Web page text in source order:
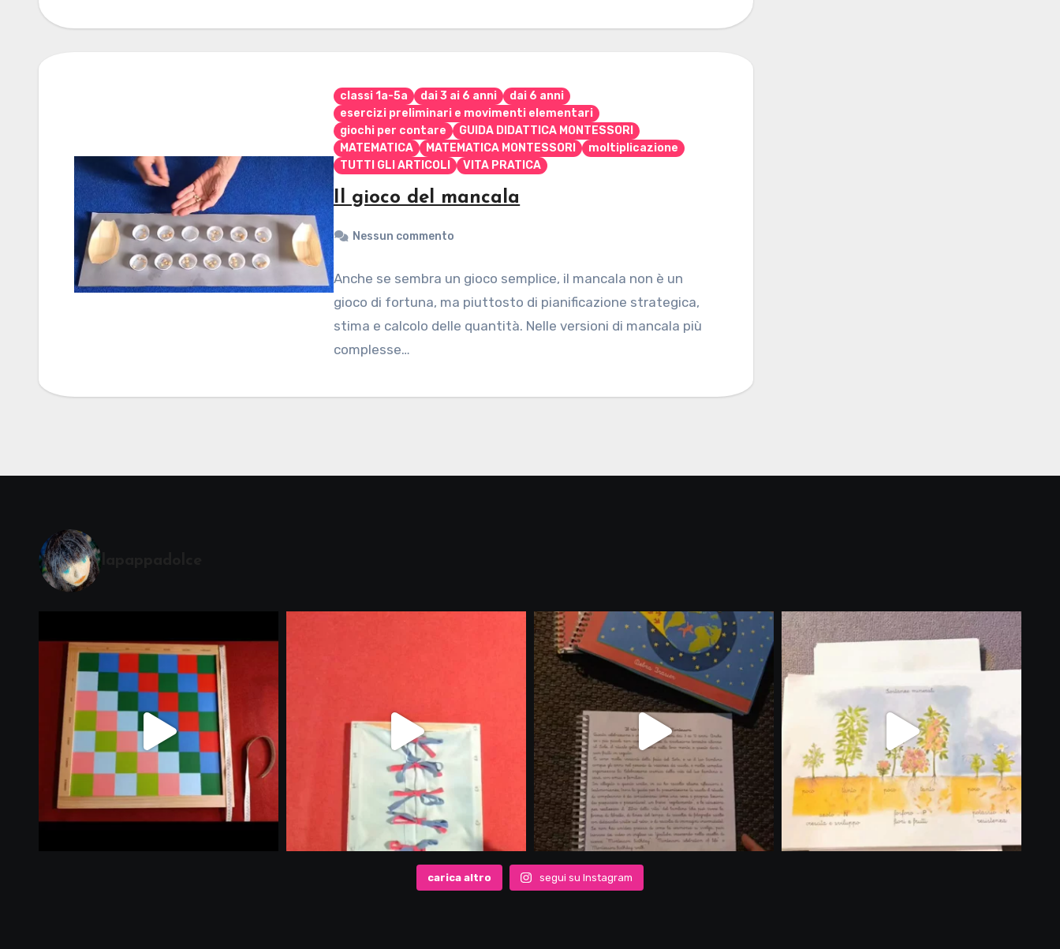
classi 1a-5a dai 3 ai 6 anni
dai 6 anni
esercizi preliminari e movimenti elementari
giochi per contare
GUIDA DIDATTICA MONTESSORI
MATEMATICA
MATEMATICA MONTESSORI
moltiplicazione
TUTTI GLI ARTICOLI
VITA PRATICA
Il gioco del mancala
Nessun commento
Anche se sembra un gioco semplice, il mancala non è un
gioco di fortuna, ma piuttosto di pianificazione strategica,
stima e calcolo delle quantità. Nelle versioni di mancala più
complesse…
carica altro segui su Instagram